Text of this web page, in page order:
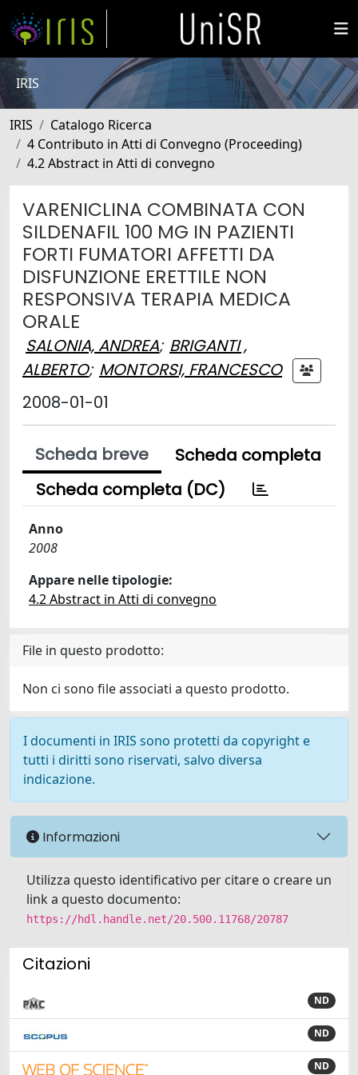
IRIS
IRIS
Catalogo Ricerca
4 Contributo in Atti di Convegno (Proceeding)
4.2 Abstract in Atti di convegno
VARENICLINA COMBINATA CON
SILDENAFIL 100 MG IN PAZIENTI
FORTI FUMATORI AFFETTI DA
DISFUNZIONE ERETTILE NON
RESPONSIVA TERAPIA MEDICA
ORALE
SALONIA, ANDREA; BRIGANTI ,
ALBERTO; MONTORSI, FRANCESCO
2008-01-01
Scheda breve
Scheda completa
Scheda completa (DC)
Anno
2008
Appare nelle tipologie:
4.2 Abstract in Atti di convegno
File in questo prodotto:
Non ci sono file associati a questo prodotto.
I documenti in IRIS sono protetti da copyright e
tutti i diritti sono riservati, salvo diversa
indicazione.
Informazioni
Utilizza questo identificativo per citare o creare un
link a questo documento:
https://hdl.handle.net/20.500.11768/20787
Citazioni
ND
ND
ND